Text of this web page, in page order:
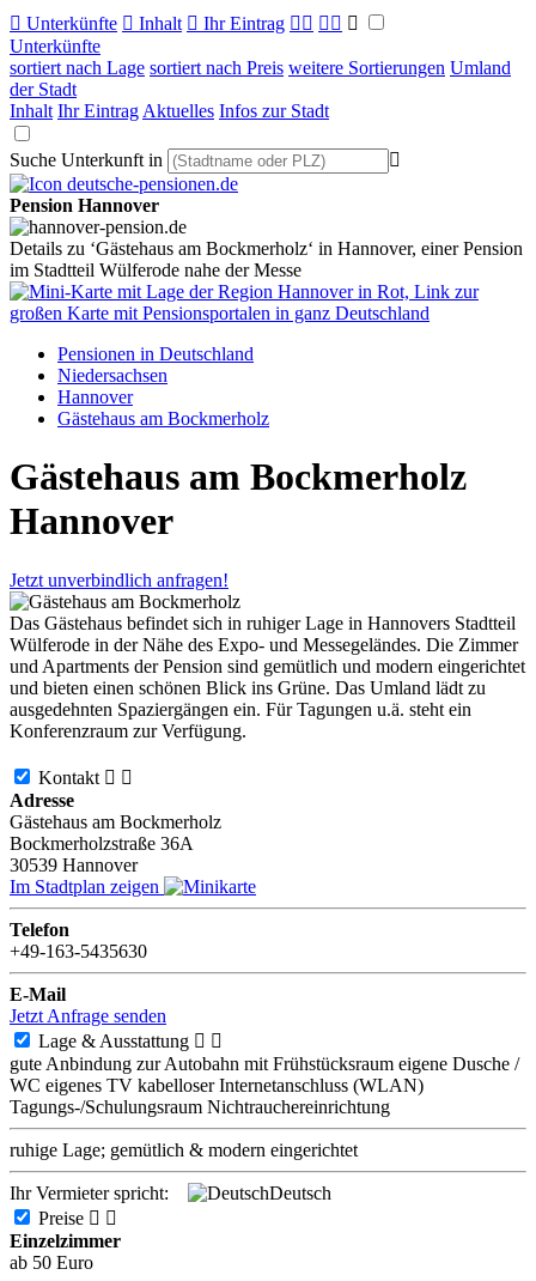
 Unterkünfte  Inhalt  Ihr Eintrag   
Unterkünfte
sortiert nach Lage sortiert nach Preis weitere Sortierungen Umland
der Stadt
Inhalt Ihr Eintrag Aktuelles Infos zur Stadt
Suche Unterkunft in 
Pension Hannover
Details zu ‘Gästehaus am Bockmerholz‘ in Hannover, einer Pension
im Stadtteil Wülferode nahe der Messe
Pensionen in Deutschland
Niedersachsen
Hannover
Gästehaus am Bockmerholz
Gästehaus am Bockmerholz
Hannover
Jetzt unverbindlich anfragen!
Das Gästehaus befindet sich in ruhiger Lage in Hannovers Stadtteil
Wülferode in der Nähe des Expo- und Messegeländes. Die Zimmer
und Apartments der Pension sind gemütlich und modern eingerichtet
und bieten einen schönen Blick ins Grüne. Das Umland lädt zu
ausgedehnten Spaziergängen ein. Für Tagungen u.ä. steht ein
Konferenzraum zur Verfügung.
Kontakt  
Adresse
Gästehaus am Bockmerholz
Bockmerholzstraße 36A
30539 Hannover
Im Stadtplan zeigen
Telefon
+49-163-5435630
E-Mail
Jetzt Anfrage senden
Lage & Ausstattung  
gute Anbindung zur Autobahn mit Frühstücksraum eigene Dusche /
WC eigenes TV kabelloser Internetanschluss (WLAN)
Tagungs-/Schulungsraum Nichtrauchereinrichtung
ruhige Lage; gemütlich & modern eingerichtet
Ihr Vermieter spricht:
Deutsch
Preise  
Einzelzimmer
ab 50 Euro